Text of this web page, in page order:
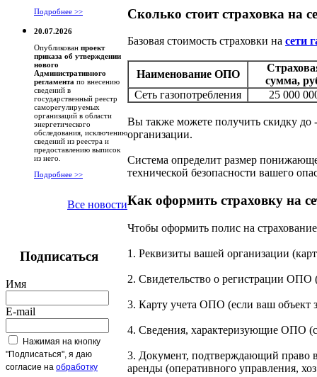
Подробнее >>
20.07.2026
Опубликован проект
приказа об утверждении
нового
Административного
регламента по внесению
сведений в
государственный реестр
саморегулируемых
организаций в области
энергетического
обследования, исключению
сведений из реестра и
предоставлению выписок
из него.
Подробнее >>
Все новости
Подписаться
Имя
E-mail
Нажимая на кнопку
"Подписаться", я даю
согласие на обработку
Сколько стоит страховка на
Базовая стоимость страховки на сети
Наименование ОПО
сумма,
Сеть газопотребления
25 000
Вы также можете получить скидку до
организации.
Система определит размер
технической безопасности вашего
Как оформить страховку на
Чтобы оформить полис на
1. Реквизиты вашей организации
2. Свидетельство о регистрации ОПО
3. Карту учета ОПО (если ваш объект
4. Сведения, характеризующие ОПО
3. Документ, подтверждающий право
аренды (оперативного управления,